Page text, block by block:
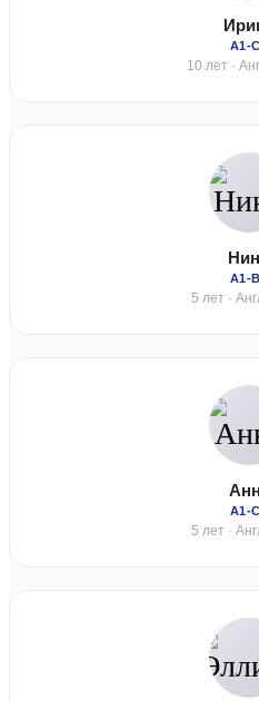
А1-
10 лет ·
А1-
5 лет ·
А1-
5 лет ·